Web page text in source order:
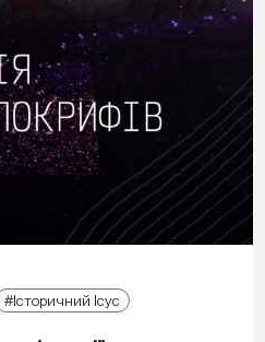
Історичний Ісус